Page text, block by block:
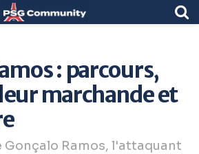
: parcours,
marchande et
Gonçalo Ramos, l'attaquant